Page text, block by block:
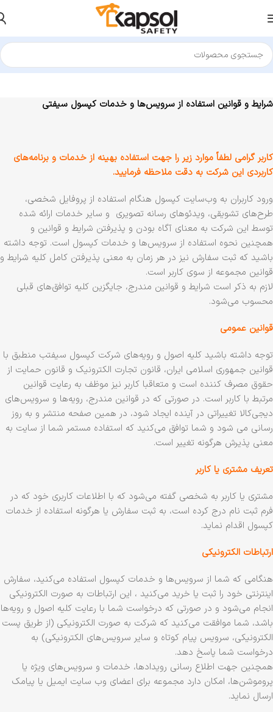
شرایط و قوانین استفاده از سرویس‌ها و خدمات کپسول سیفتی
کاربر گرامی لطفاً موارد زیر را جهت استفاده بهینه از خدمات و برنامه‌‏های
کاربردی این شرکت به دقت ملاحظه فرمایید.
ورود کاربران به وب‏‌سایت کپسول هنگام استفاده از پروفایل شخصی،
طرح‏‌های تشویقی، ویدئوهای رسانه تصویری و سایر خدمات ارائه شده
توسط این شرکت به معنای آگاه بودن و پذیرفتن شرایط و قوانین و
همچنین نحوه استفاده از سرویس‌‏ها و خدمات کپسول است. توجه داشته
باشید که ثبت سفارش نیز در هر زمان به معنی پذیرفتن کامل کلیه شرایط و
قوانین مجموعه از سوی کاربر است.
لازم به ذکر است شرایط و قوانین مندرج، جایگزین کلیه توافق‏‌های قبلی
محسوب می‏‌شود.
قوانین عمومی
توجه داشته باشید کلیه اصول و رویه‏‌های شرکت کپسول سیفتب منطبق با
قوانین جمهوری اسلامی ایران، قانون تجارت الکترونیک و قانون حمایت از
حقوق مصرف کننده است و متعاقبا کاربر نیز موظف به رعایت قوانین
مرتبط با کاربر است. در صورتی که در قوانین مندرج، رویه‏‌ها و سرویس‏‌های
دیجی‌کالا تغییراتی در آینده ایجاد شود، در همین صفحه منتشر و به روز
رسانی می شود و شما توافق می‏‌کنید که استفاده مستمر شما از سایت به
معنی پذیرش هرگونه تغییر است.
تعریف مشتری یا کاربر
مشتری یا کاربر به شخصی گفته می‌شود که با اطلاعات کاربری خود که در
فرم ثبت نام درج کرده است، به ثبت سفارش یا هرگونه استفاده از خدمات
کپسول اقدام نماید.
ارتباطات الکترونیکی
هنگامی که شما از سرویس‌‏ها و خدمات کپسول استفاده می‏‌کنید، سفارش
اینترنتی خود را ثبت یا خرید می‏‌کنید ، این ارتباطات به صورت الکترونیکی
انجام می‏‌شود و در صورتی که درخواست شما با رعایت کلیه اصول و رویه‏‌ها
باشد، شما موافقت می‌‏کنید که شرکت به صورت الکترونیکی (از طریق پست
الکترونیکی، سرویس پیام کوتاه و سایر سرویس‌های الکترونیکی) به
درخواست شما پاسخ دهد.
همچنین جهت اطلاع رسانی رویدادها، خدمات و سرویس‌های ویژه یا
پروموشن‌ها، امکان دارد مجموعه برای اعضای وب سایت ایمیل یا پیامک
ارسال نماید.